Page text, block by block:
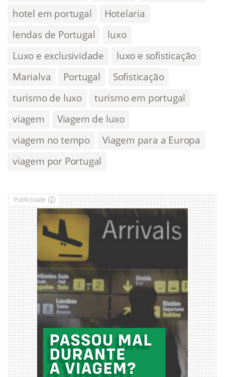
hotel em portugal
Hotelaria
lendas de Portugal
luxo
Luxo e exclusividade
luxo e sofisticação
Marialva
Portugal
Sofisticação
turismo de luxo
turismo em portugal
viagem
Viagem de luxo
viagem no tempo
Viagem para a Europa
viagem por Portugal
Publicidade